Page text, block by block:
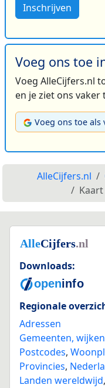
Inschrijven
Voeg ons toe
Voeg AlleCijfers.nl
en je ziet ons
Voeg ons toe
AlleCijfers.nl
Downloads:
Regionale
Adressen
Gemeenten,
Postcodes,
Provincies,
Landen wereldwijd,